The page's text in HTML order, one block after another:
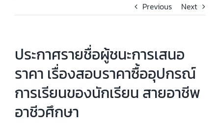
Previous Next
ประกาศรายชื่อผู้ชนะการเสนอ
ราคา เรื่องสอบราคาซื้ออุปกรณ์
การเรียนของนักเรียน สายอาชีพ
อาชีวศึกษา